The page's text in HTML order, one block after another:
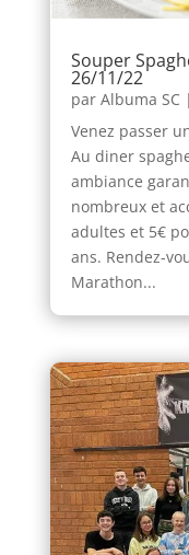
Souper
26/11/22
par Albuma SC |
Venez passer
Au diner
ambiance
nombreux et
adultes et 5€
ans. Rendez-
Marathon...